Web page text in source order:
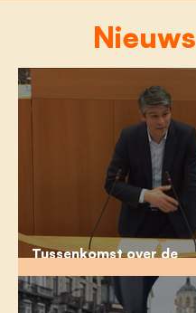
Nieuws
Tussenkomst over de
beleidsverklaring